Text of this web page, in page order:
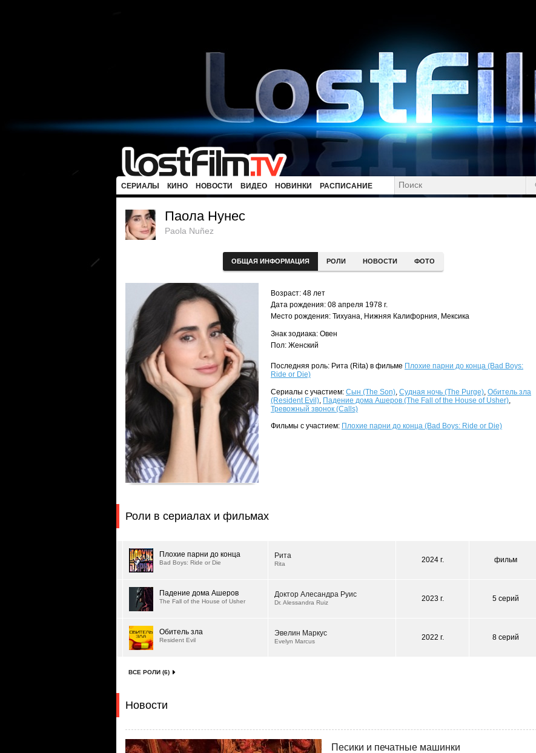
СЕРИАЛЫ КИНО НОВОСТИ ВИДЕО НОВИНКИ РАСПИСАНИЕ
Паола Нунес
Paola Nuñez
ОБЩАЯ ИНФОРМАЦИЯ РОЛИ НОВОСТИ ФОТО
Возраст: 48 лет
Дата рождения: 08 апреля 1978 г.
Место рождения: Тихуана, Нижняя Калифорния, Мексика
Знак зодиака: Овен
Пол: Женский
Последняя роль: Рита (Rita) в фильме Плохие парни до конца (Bad Boys:
Ride or Die)
Сериалы с участием: Сын (The Son), Судная ночь (The Purge), Обитель зла
(Resident Evil), Падение дома Ашеров (The Fall of the House of Usher),
Тревожный звонок (Calls)
Фильмы с участием: Плохие парни до конца (Bad Boys: Ride or Die)
Роли в сериалах и фильмах
Плохие парни до конца
Bad Boys: Ride or Die
Рита
Rita 2024 г. фильм
Падение дома Ашеров
The Fall of the House of Usher
Доктор Алесандра Руис
Dr. Alessandra Ruiz 2023 г. 5 серий
Обитель зла
Resident Evil
Эвелин Маркус
Evelyn Marcus 2022 г. 8 серий
ВСЕ РОЛИ (6)
Новости
Песики и печатные машинки